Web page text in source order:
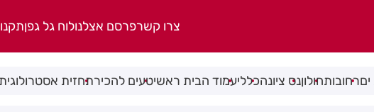
צרו קשרפרסם אצלנולוח גל גפן
רחובותחולוןנס ציונהכלליעמוד הבית ראשיטעים להכירתחזית אסטרולוגית